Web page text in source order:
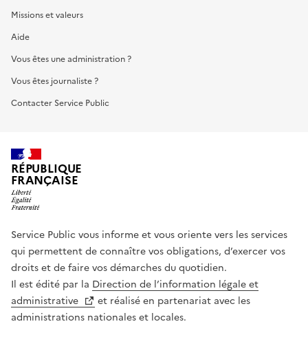
Missions et valeurs
Aide
Vous êtes une administration ?
Vous êtes journaliste ?
Contacter Service Public
RÉPUBLIQUE
FRANÇAISE
Service Public vous informe et vous oriente vers les services
qui permettent de connaître vos obligations, d’exercer vos
droits et de faire vos démarches du quotidien.
Il est édité par la Direction de l’information légale et
administrative
et réalisé en partenariat avec les
administrations nationales et locales.